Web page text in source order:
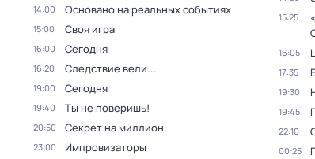
14:00 Основано на реальных событиях
15:00 Своя игра
16:00 Сегодня
16:20 Следствие вели...
19:00 Сегодня
19:40 Ты не поверишь!
20:50 Секрет на миллион
23:00 Импровизаторы
15:25
16:05
17:35
19:30
19:45
22:10
00:25